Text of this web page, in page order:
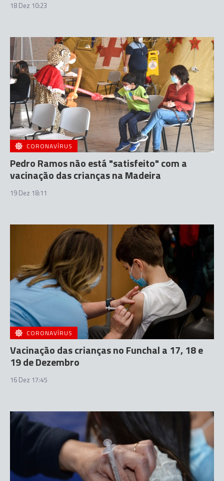
18 Dez 10:23
CORONAVÍRUS
Pedro Ramos não está "satisfeito" com a
vacinação das crianças na Madeira
19 Dez 18:11
CORONAVÍRUS
Vacinação das crianças no Funchal a 17, 18 e
19 de Dezembro
16 Dez 17:45